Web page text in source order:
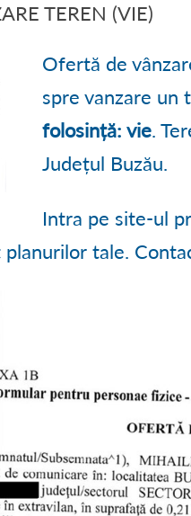
/ ANUNȚURI
INFORMAȚII
● DISPOZIȚII
● REGULAMENT
● ORGANIGRAMĂ
● STRATEGII DE
● RAPOARTE ȘI
TEREN (VIE)
Ofertă de
spre vanzare un
folosință: vie.
Județul Buzău.
Intra pe site-ul
tale.